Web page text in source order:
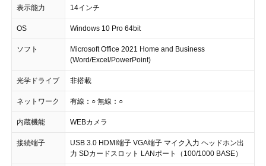
表示能力 14インチ
OS Windows 10 Pro 64bit
ソフト
Microsoft Office 2021 Home and Business
(Word/Excel/PowerPoint)
光学ドライブ 非搭載
ネットワーク 有線：○ 無線：○
内蔵機能 WEBカメラ
接続端子
USB 3.0 HDMI端子 VGA端子 マイク入力 ヘッドホン出
力 SDカードスロット LANポート（100/1000 BASE）